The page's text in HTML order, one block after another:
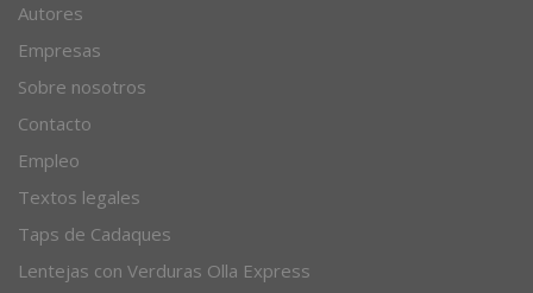
Autores
Empresas
Sobre nosotros
Contacto
Empleo
Textos legales
Taps de Cadaques
Lentejas con Verduras Olla Express